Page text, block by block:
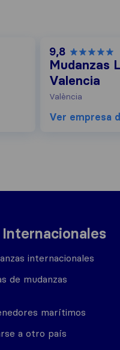
9,8
Mudanzas
Valencia
València
Ver empresa
Internacionales
internacionales
de mudanzas
marítimos
a otro país